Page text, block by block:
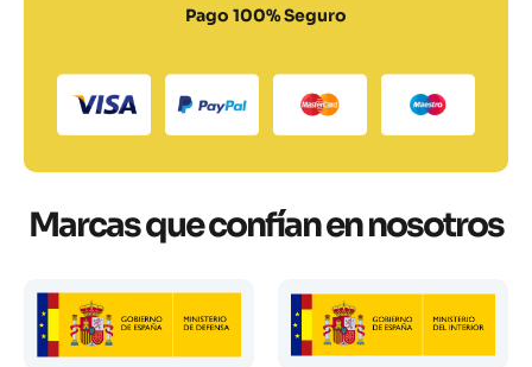
Pago 100% Seguro
Marcas que confían en nosotros